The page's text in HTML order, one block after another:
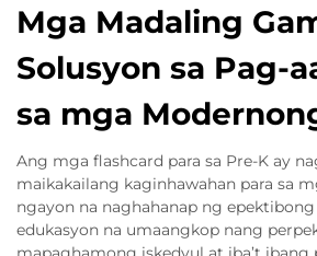
Mga Madaling
Solusyon sa Pag-
sa mga
Ang mga flashcard para sa Pre-K ay
maikakailang kaginhawahan para sa
ngayon na naghahanap ng
edukasyon na umaangkop nang